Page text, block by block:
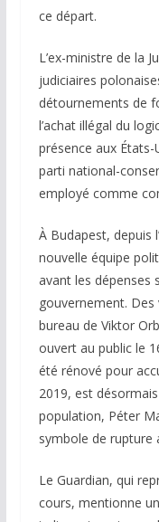
ce départ.
L’ex-ministre de la
judiciaires
détournements de
l’achat illégal du
présence aux États-
parti national-
employé comme
À Budapest, depuis
nouvelle équipe
avant les dépenses
gouvernement. Des
bureau de Viktor
ouvert au public le
été rénové pour
2019, est
population, Péter
symbole de rupture
Le Guardian, qui
cours, mentionne